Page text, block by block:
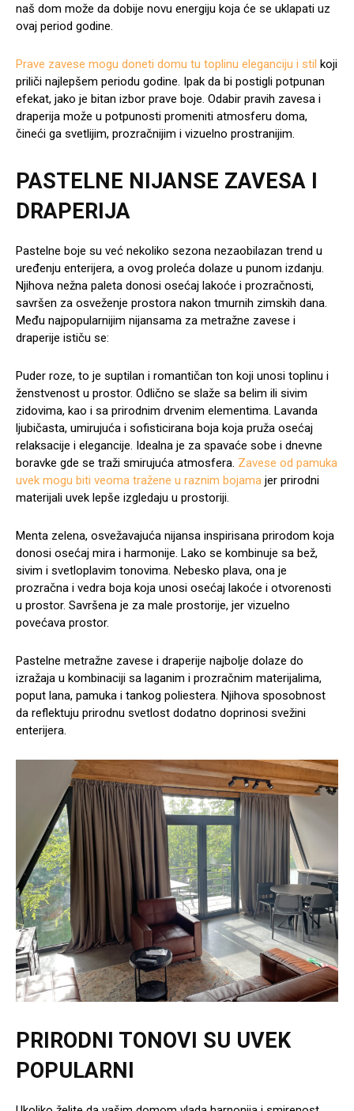
naš dom može da dobije novu energiju koja će se uklapati uz
ovaj period godine.
Prave zavese mogu doneti domu tu toplinu eleganciju i stil koji
priliči najlepšem periodu godine. Ipak da bi postigli potpunan
efekat, jako je bitan izbor prave boje. Odabir pravih zavesa i
draperija može u potpunosti promeniti atmosferu doma,
čineći ga svetlijim, prozračnijim i vizuelno prostranijim.
PASTELNE NIJANSE ZAVESA I
DRAPERIJA
Pastelne boje su već nekoliko sezona nezaobilazan trend u
uređenju enterijera, a ovog proleća dolaze u punom izdanju.
Njihova nežna paleta donosi osećaj lakoće i prozračnosti,
savršen za osveženje prostora nakon tmurnih zimskih dana.
Među najpopularnijim nijansama za metražne zavese i
draperije ističu se:
Puder roze, to je suptilan i romantičan ton koji unosi toplinu i
ženstvenost u prostor. Odlično se slaže sa belim ili sivim
zidovima, kao i sa prirodnim drvenim elementima. Lavanda
ljubičasta, umirujuća i sofisticirana boja koja pruža osećaj
relaksacije i elegancije. Idealna je za spavaće sobe i dnevne
boravke gde se traži smirujuća atmosfera. Zavese od pamuka
uvek mogu biti veoma tražene u raznim bojama jer prirodni
materijali uvek lepše izgledaju u prostoriji.
Menta zelena, osvežavajuća nijansa inspirisana prirodom koja
donosi osećaj mira i harmonije. Lako se kombinuje sa bež,
sivim i svetloplavim tonovima. Nebesko plava, ona je
prozračna i vedra boja koja unosi osećaj lakoće i otvorenosti
u prostor. Savršena je za male prostorije, jer vizuelno
povećava prostor.
Pastelne metražne zavese i draperije najbolje dolaze do
izražaja u kombinaciji sa laganim i prozračnim materijalima,
poput lana, pamuka i tankog poliestera. Njihova sposobnost
da reflektuju prirodnu svetlost dodatno doprinosi svežini
enterijera.
PRIRODNI TONOVI SU UVEK
POPULARNI